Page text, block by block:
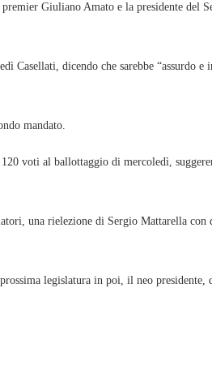
Giuliano Amato e la presidente del
Casellati, dicendo che sarebbe “assurdo
mandato.
voti al ballottaggio di mercoledì,
una rielezione di Sergio Mattarella con
legislatura in poi, il neo presidente,